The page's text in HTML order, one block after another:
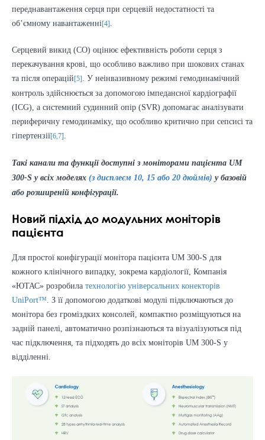
переднавантаження серця при серцевій недостатності та
об’ємному навантаженні [4] .
Серцевий викид (CO) оцінює ефективність роботи серця з
перекачування крові, що особливо важливо при шокових станах
та після операцій [5] . У неінвазивному режимі гемодинамічний
контроль здійснюється за допомогою імпедансної кардіографії
(ICG), а системний судинний опір (SVR) допомагає аналізувати
периферичну гемодинаміку, що особливо критично при сепсисі та
гіпертензії [6,7] .
Такі канали та функції доступні з моніторами пацієнта UM
300-S у всіх моделях (з дисплеєм 10, 15 або 20 дюймів) у базовій
або розширеній конфігурації.
Новий підхід до модульних моніторів
пацієнта
Для простої конфігурації монітора пацієнта UM 300-S для
кожного клінічного випадку, зокрема кардіології, Компанія
«ЮТАС» розробила технологію універсальних конекторів
UniPort™. З її допомогою додаткові модулі підключаються до
монітора без громіздких консолей, компактно розміщуються на
задній панелі, автоматично розпізнаються та візуалізуються під
час підключення, та підходять до всіх моніторів UM 300-S у
відділенні.